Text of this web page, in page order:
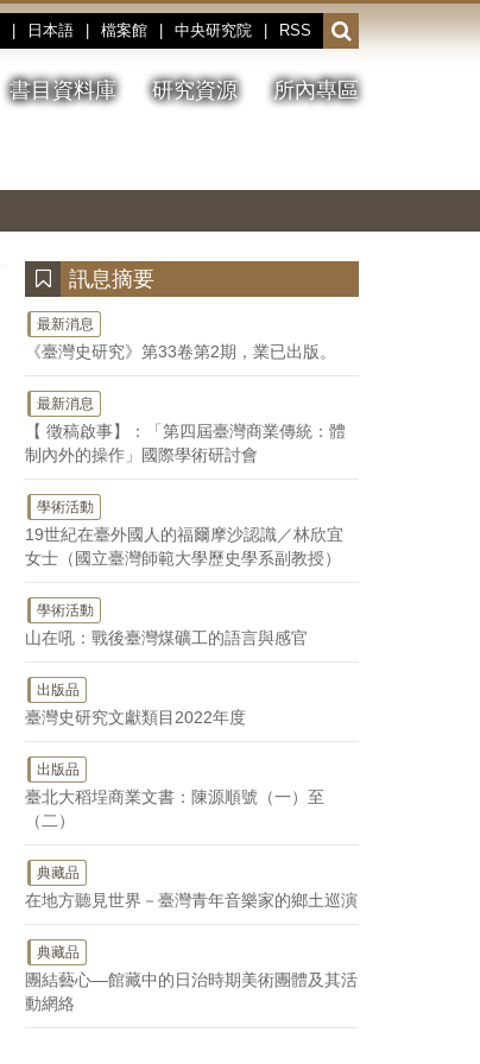
日本語 檔案館 中央研究院 RSS
開
啟
或
收
書目資料庫 研究資源 所內專區
停、
圖
圖
結
訊息摘要
最新消息
《臺灣史研究》第33卷第2期，業已出版。
最新消息
【 徵稿啟事】：「第四屆臺灣商業傳統：體
制內外的操作」國際學術研討會
學術活動
19世紀在臺外國人的福爾摩沙認識／林欣宜
女士（國立臺灣師範大學歷史學系副教授）
學術活動
山在吼：戰後臺灣煤礦工的語言與感官
出版品
臺灣史研究文獻類目2022年度
出版品
臺北大稻埕商業文書：陳源順號（一）至
（二）
典藏品
在地方聽見世界－臺灣青年音樂家的鄉土巡演
典藏品
團結藝心—館藏中的日治時期美術團體及其活
動網絡